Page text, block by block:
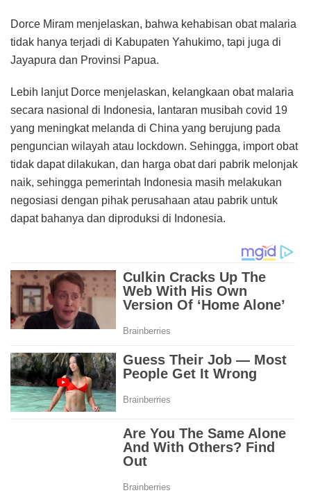
Dorce Miram menjelaskan, bahwa kehabisan obat malaria
tidak hanya terjadi di Kabupaten Yahukimo, tapi juga di
Jayapura dan Provinsi Papua.
Lebih lanjut Dorce menjelaskan, kelangkaan obat malaria
secara nasional di Indonesia, lantaran musibah covid 19
yang meningkat melanda di China yang berujung pada
penguncian wilayah atau lockdown. Sehingga, import obat
tidak dapat dilakukan, dan harga obat dari pabrik melonjak
naik, sehingga pemerintah Indonesia masih melakukan
negosiasi dengan pihak perusahaan atau pabrik untuk
dapat bahanya dan diproduksi di Indonesia.